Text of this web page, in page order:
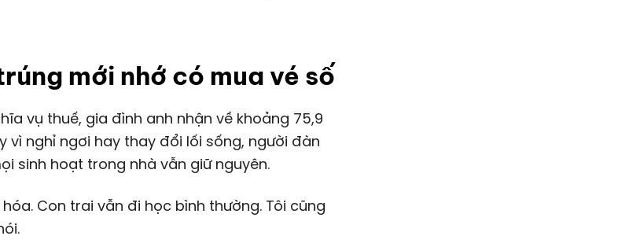
mới nhớ có mua vé số
vụ thuế, gia đình anh nhận về khoảng 75,9
vì nghỉ ngơi hay thay đổi lối sống, người đàn
sinh hoạt trong nhà vẫn giữ nguyên.
Con trai vẫn đi học bình thường. Tôi cũng